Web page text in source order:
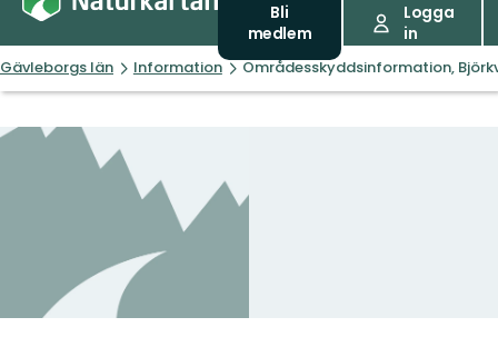
Bli
medlem
Logga
in
Gävleborgs län Information Områdesskyddsinformation,